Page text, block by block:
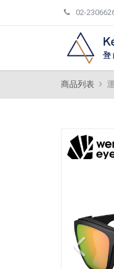
02-
商品列表